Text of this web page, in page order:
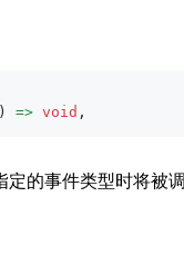
) => void ,
的事件类型时将被